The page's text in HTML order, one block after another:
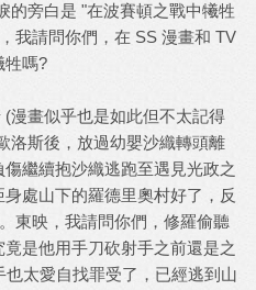
的旁白是 "在波賽頓之戰中犧牲
我請問你們，在 SS 漫畫和 TV
牲嗎?
漫畫似乎也是如此但不太記得
洛斯後，放過幼嬰沙織轉頭離
繼續抱沙織逃跑至遇見光政之
處山下的羅德里奧村好了，反
東映，我請問你們，修羅偷聽
是他用手刀砍射手之前還是之
太愛自找罪受了，已經逃到山